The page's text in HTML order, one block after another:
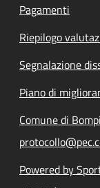
Pagamenti
Riepilogo
Segnalazione
Piano di
Comune di
Powered by